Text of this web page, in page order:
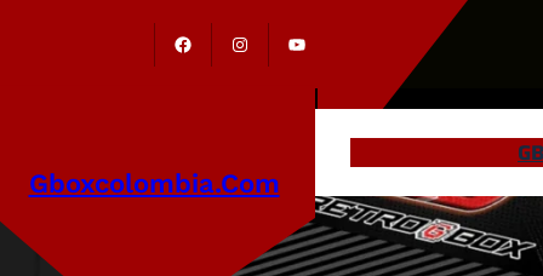
Gboxcolombia.com